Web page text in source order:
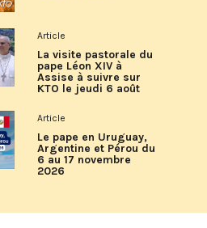
Article
La visite pastorale du
pape Léon XIV à
Assise à suivre sur
KTO le jeudi 6 août
Article
Le pape en Uruguay,
Argentine et Pérou du
6 au 17 novembre
2026